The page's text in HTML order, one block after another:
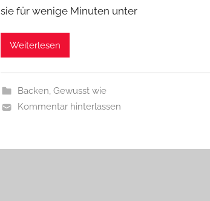
sie für wenige Minuten unter
Weiterlesen
Backen, Gewusst wie
Kommentar hinterlassen